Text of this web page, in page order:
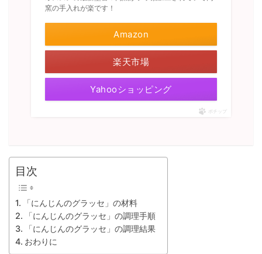
窯の手入れが楽です！
Amazon
楽天市場
Yahooショッピング
ポチップ
目次
「にんじんのグラッセ」の材料
「にんじんのグラッセ」の調理手順
「にんじんのグラッセ」の調理結果
おわりに